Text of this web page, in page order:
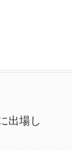
出場し